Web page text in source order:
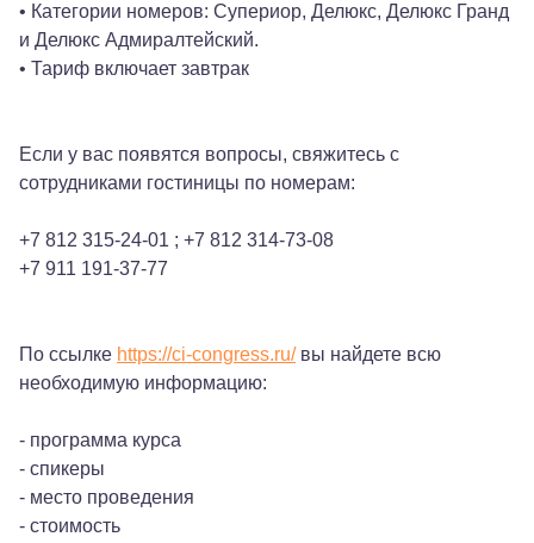
• Категории номеров: Супериор, Делюкс, Делюкс Гранд
и Делюкс Адмиралтейский.
• Тариф включает завтрак
Если у вас появятся вопросы, свяжитесь с
сотрудниками гостиницы по номерам:
+7 812 315-24-01 ; +7 812 314-73-08
+7 911 191-37-77
По ссылке https://ci-congress.ru/вы найдете всю
необходимую информацию:
- программа курса
- спикеры
- место проведения
- стоимость